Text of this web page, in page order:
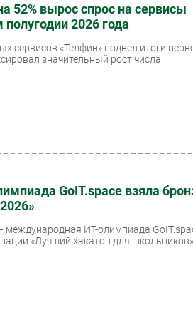
52% вырос спрос на сервисы
2026 года
сервисов «Телфин» подвел итоги
значительный рост числа
GoIT.space взяла
международная ИТ-олимпиада
«Лучший хакатон для